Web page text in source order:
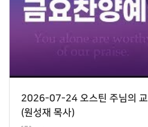
2026-07-24 오스틴 주님의 교
(원성재 목사)